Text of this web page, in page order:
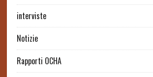
interviste
Notizie
Rapporti OCHA